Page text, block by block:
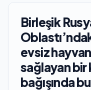
Birleşik
evsiz
sağlayan bir
bağışında